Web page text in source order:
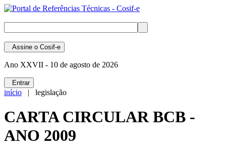
Assine o Cosif-e
Ano XXVII - 10 de agosto de 2026
Entrar
início | legislação
CARTA CIRCULAR BCB -
ANO 2009